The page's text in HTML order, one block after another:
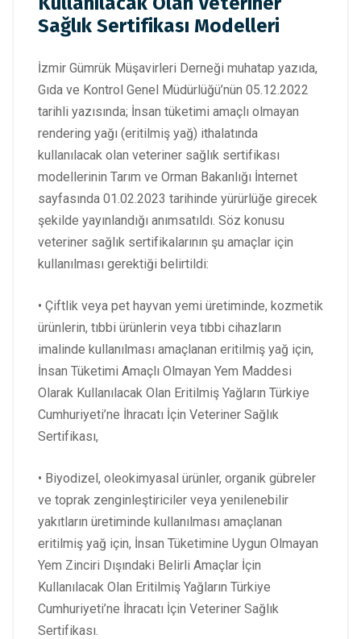
Sağlık Sertifikası Modelleri
İzmir Gümrük Müşavirleri Derneği muhatap yazıda,
Gıda ve Kontrol Genel Müdürlüğü’nün 05.12.2022
tarihli yazısında; İnsan tüketimi amaçlı olmayan
rendering yağı (eritilmiş yağ) ithalatında
kullanılacak olan veteriner sağlık sertifikası
modellerinin Tarım ve Orman Bakanlığı İnternet
sayfasında 01.02.2023 tarihinde yürürlüğe girecek
şekilde yayınlandığı anımsatıldı. Söz konusu
veteriner sağlık sertifikalarının şu amaçlar için
kullanılması gerektiği belirtildi:
• Çiftlik veya pet hayvan yemi üretiminde, kozmetik
ürünlerin, tıbbi ürünlerin veya tıbbi cihazların
imalinde kullanılması amaçlanan eritilmiş yağ için,
İnsan Tüketimi Amaçlı Olmayan Yem Maddesi
Olarak Kullanılacak Olan Eritilmiş Yağların Türkiye
Cumhuriyeti’ne İhracatı İçin Veteriner Sağlık
Sertifikası,
• Biyodizel, oleokimyasal ürünler, organik gübreler
ve toprak zenginleştiriciler veya yenilenebilir
yakıtların üretiminde kullanılması amaçlanan
eritilmiş yağ için, İnsan Tüketimine Uygun Olmayan
Yem Zinciri Dışındaki Belirli Amaçlar İçin
Kullanılacak Olan Eritilmiş Yağların Türkiye
Cumhuriyeti’ne İhracatı İçin Veteriner Sağlık
Sertifikası.